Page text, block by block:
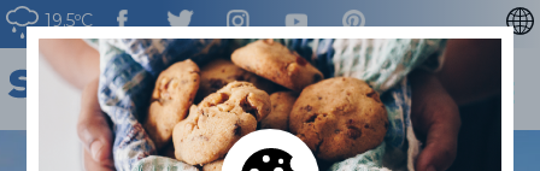
19.5ºC
CATALÀ
ENGLISH
ESPAÑOL